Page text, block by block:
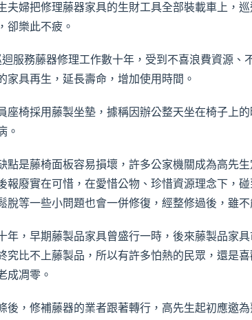
婦把修理藤器家具的生財工具全部裝載車上，
卻樂此不疲。
服務藤器修理工作數十年，受到不喜浪費資源
家具再生，延長壽命，增加使用時間。
椅採用藤製坐墊，據稱因辦公整天坐在椅子上
。
是藤椅面板容易損壞，許多公家機關成為高先
報廢實在可惜，在愛惜公物、珍惜資源理念下，
脫等一些小問題也會一併修復，經整修過後，雖
，早期藤製品家具曾盛行一時，後來藤製品家
究比不上藤製品，所以有許多怕熱的民眾，還是
成凋零。
，修補藤器的業者跟著轉行，高先生起初應邀